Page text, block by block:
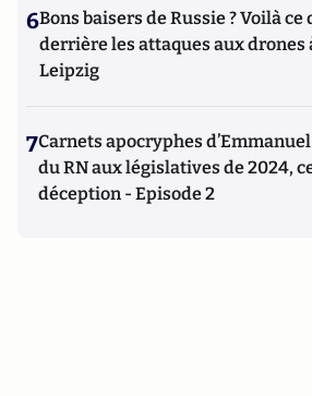
6Bons baisers de Russie ? Voilà ce
derrière les attaques aux drones
Leipzig
7Carnets apocryphes d’Emmanuel
du RN aux législatives de 2024,
déception - Episode 2